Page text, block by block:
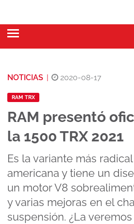
NOTICIAS | 2020-08-17
RAM TRX
RAM presentó
la 1500 TRX 2021
Es la variante más
americana y tiene un
un motor V8
y varias mejoras en el
suspensión. ¿La